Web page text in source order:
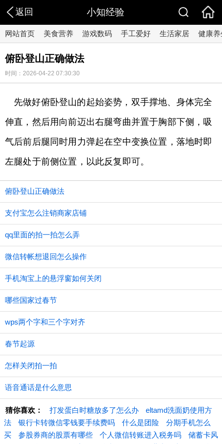
返回 小知经验
网站首页 美食营养 游戏数码 手工爱好 生活家居 健康养
俯卧登山正确做法
时间：2026-04-22 07:30:30
先做好俯卧登山的起始姿势，双手撑地、身体完全
伸直，然后用向前迈出右腿弯曲并置于胸部下侧，吸
气后前后腿同时用力弹起在空中变换位置，落地时即
左腿处于前侧位置，以此反复即可。
俯卧登山正确做法
支付宝怎么注销商家店铺
qq里面的拍一拍怎么弄
微信转帐想退回怎么操作
手机淘宝上的悬浮窗如何关闭
哪些国家过春节
wps两个字和三个字对齐
春节起源
怎样关闭拍一拍
语音通话是什么意思
猜你喜欢： 打发蛋白时糖放多了怎么办
eltamd洗面奶使用方
法
银行卡转微信零钱要手续费吗 什么是团险
分期手机怎么
买
参股券商的股票有哪些 个人微信转账进入税务吗
储蓄卡风